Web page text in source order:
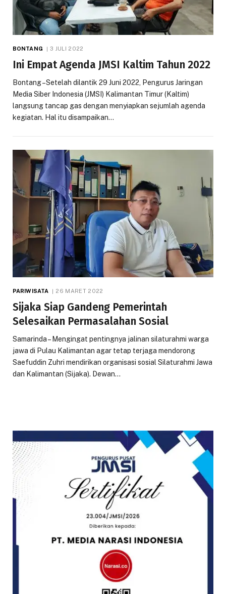
BONTANG 3 JULI 2022
Ini Empat Agenda JMSI Kaltim Tahun 2022
Bontang –Setelah dilantik 29 Juni 2022, Pengurus Jaringan
Media Siber Indonesia (JMSI) Kalimantan Timur (Kaltim)
langsung tancap gas dengan menyiapkan sejumlah agenda
kegiatan. Hal itu disampaikan…
PARIWISATA 26 MARET 2022
Sijaka Siap Gandeng Pemerintah
Selesaikan Permasalahan Sosial
Samarinda – Mengingat pentingnya jalinan silaturahmi warga
jawa di Pulau Kalimantan agar tetap terjaga mendorong
Saefuddin Zuhri mendirikan organisasi sosial Silaturahmi Jawa
dan Kalimantan (Sijaka). Dewan…